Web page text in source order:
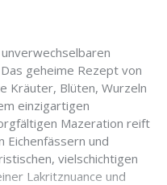
geheime Rezept von
Kräuter, Blüten, Wurzeln
einzigartigen
Mazeration reift
Eichenfässern und
vielschichtigen
Lakritznuance und